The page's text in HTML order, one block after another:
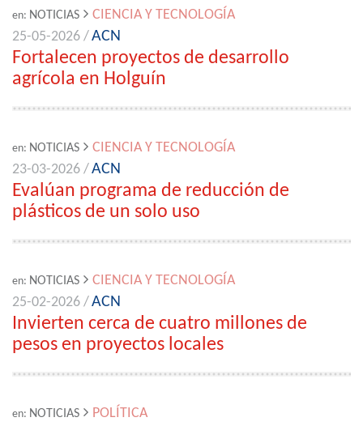
en: NOTICIAS
CIENCIA Y TECNOLOGÍA
25-05-2026 /ACN
Fortalecen proyectos de desarrollo
agrícola en Holguín
en: NOTICIAS
CIENCIA Y TECNOLOGÍA
23-03-2026 /ACN
Evalúan programa de reducción de
plásticos de un solo uso
en: NOTICIAS
CIENCIA Y TECNOLOGÍA
25-02-2026 /ACN
Invierten cerca de cuatro millones de
pesos en proyectos locales
en: NOTICIAS
POLÍTICA